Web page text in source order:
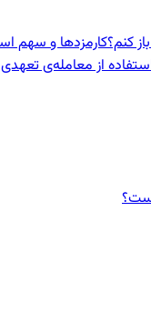
کنم؟کارمزدها و سهم
از معامله‌ی